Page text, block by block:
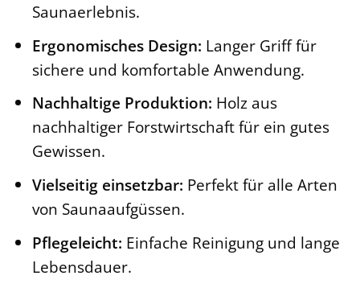
Saunaerlebnis.
Ergonomisches Design: Langer Griff für
sichere und komfortable Anwendung.
Nachhaltige Produktion: Holz aus
nachhaltiger Forstwirtschaft für ein gutes
Gewissen.
Vielseitig einsetzbar: Perfekt für alle Arten
von Saunaaufgüssen.
Pflegeleicht: Einfache Reinigung und lange
Lebensdauer.